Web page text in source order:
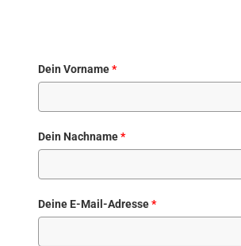
Dein Vorname*
Dein Nachname*
Deine E-Mail-Adresse*